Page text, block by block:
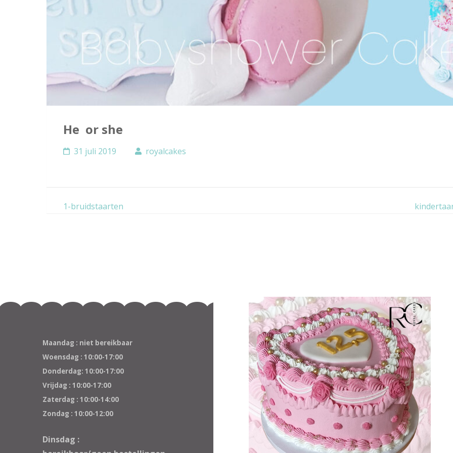
He or she
31 juli 2019 royalcakes
Bericht
1-bruidstaarten
Maandag : niet bereikbaar
Woensdag : 10:00-17:00
Donderdag: 10:00-17:00
Vrijdag : 10:00-17:00
Zaterdag : 10:00-14:00
Zondag : 10:00-12:00
Dinsdag :